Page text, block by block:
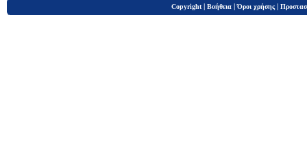
Copyright | Βοήθεια |Όροι χρήσης |